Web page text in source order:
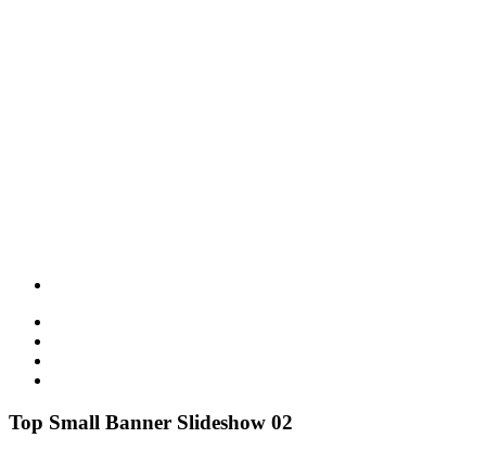
Top Small Banner Slideshow 02